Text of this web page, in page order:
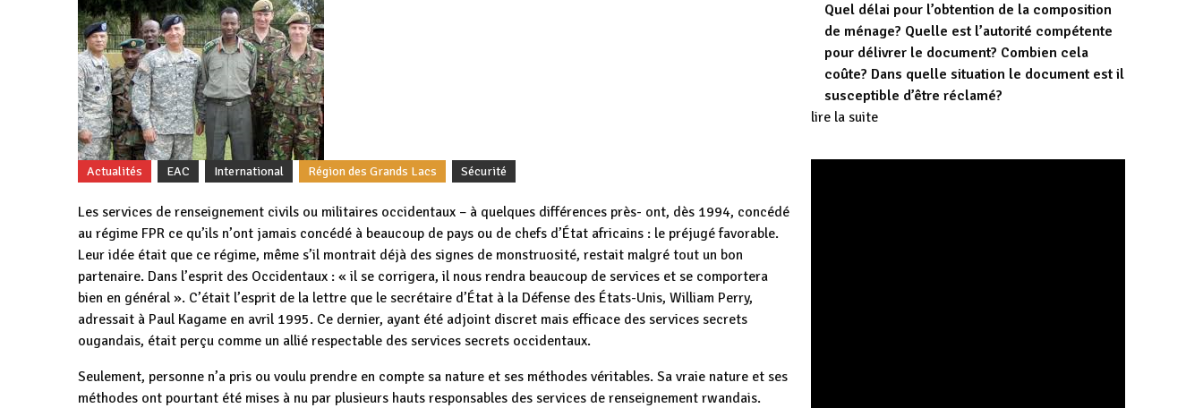
Actualités EAC International Région des Grands Lacs Sécurité
Les services de renseignement civils ou militaires occidentaux – à quelques différences près- ont, dès 1994, concédé
au régime FPR ce qu’ils n’ont jamais concédé à beaucoup de pays ou de chefs d’État africains : le préjugé favorable.
Leur idée était que ce régime, même s’il montrait déjà des signes de monstruosité, restait malgré tout un bon
partenaire. Dans l’esprit des Occidentaux : « il se corrigera, il nous rendra beaucoup de services et se comportera
bien en général ». C’était l’esprit de la lettre que le secrétaire d’État à la Défense des États-Unis, William Perry,
adressait à Paul Kagame en avril 1995. Ce dernier, ayant été adjoint discret mais efficace des services secrets
ougandais, était perçu comme un allié respectable des services secrets occidentaux.
Seulement, personne n’a pris ou voulu prendre en compte sa nature et ses méthodes véritables. Sa vraie nature et ses
méthodes ont pourtant été mises à nu par plusieurs hauts responsables des services de renseignement rwandais.
Quel délai pour l’obtention de la composition
de ménage? Quelle est l’autorité compétente
pour délivrer le document? Combien cela
coûte? Dans quelle situation le document est il
susceptible d’être réclamé?
lire la suite